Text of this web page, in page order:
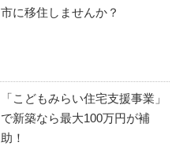
市に移住しませんか？
「こどもみらい住宅支援事業」
で新築なら最大100万円が補
助！